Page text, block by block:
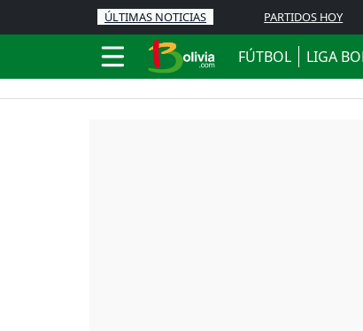
ÚLTIMAS NOTICIAS PARTIDOS HOY
FÚTBOL LIGA